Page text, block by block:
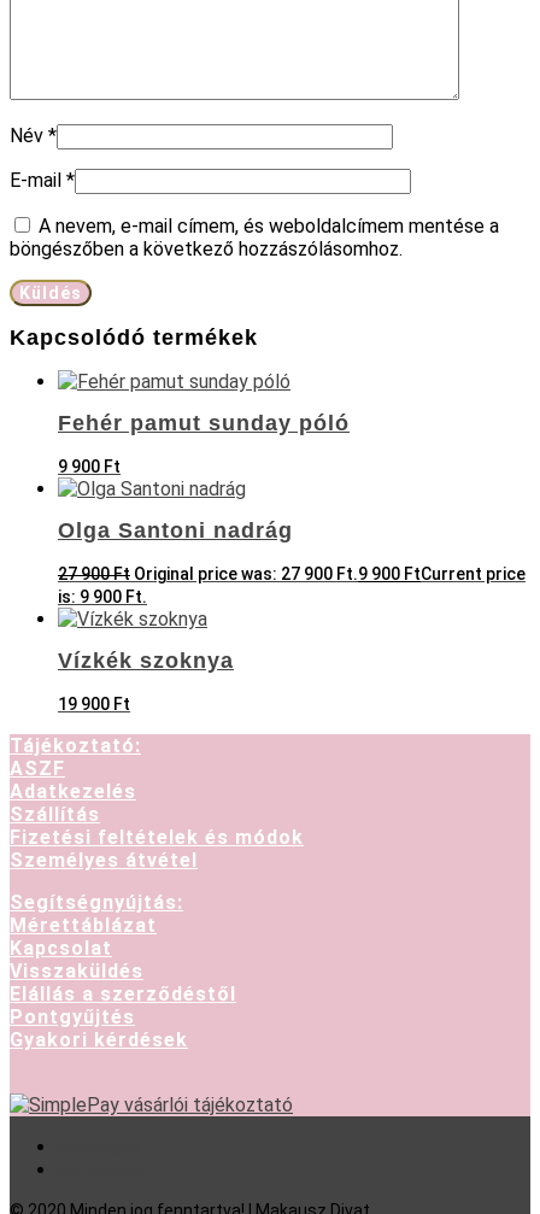
Név *
E-mail *
A nevem, e-mail címem, és weboldalcímem mentése a
böngészőben a következő hozzászólásomhoz.
Kapcsolódó termékek
Fehér pamut sunday póló
9 900 Ft
Olga Santoni nadrág
27 900Ft Original price was: 27 900 Ft.9 900 FtCurrent price
is: 9 900 Ft.
Vízkék szoknya
19 900 Ft
Tájékoztató:
ASZF
Adatkezelés
Szállítás
Fizetési feltételek és módok
Személyes átvétel
Segítségnyújtás:
Mérettáblázat
Kapcsolat
Visszaküldés
Elállás a szerződéstől
Pontgyűjtés
Gyakori kérdések
© 2020 Minden jog fenntartva! | Makausz Divat